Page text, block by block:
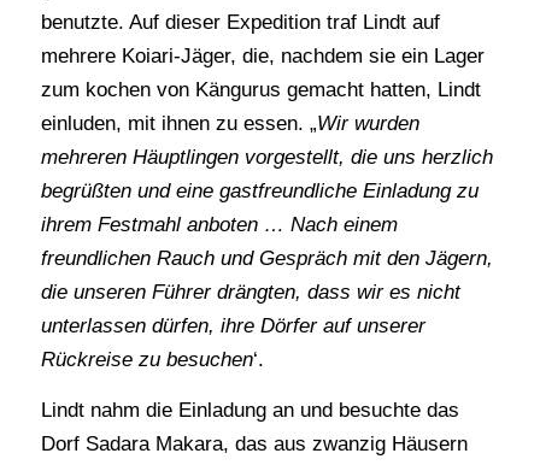
benutzte. Auf dieser Expedition traf Lindt auf
mehrere Koiari-Jäger, die, nachdem sie ein Lager
zum kochen von Kängurus gemacht hatten, Lindt
einluden, mit ihnen zu essen. „Wir wurden
mehreren Häuptlingen vorgestellt, die uns herzlich
begrüßten und eine gastfreundliche Einladung zu
ihrem Festmahl anboten … Nach einem
freundlichen Rauch und Gespräch mit den Jägern,
die unseren Führer drängten, dass wir es nicht
unterlassen dürfen, ihre Dörfer auf unserer
Rückreise zu besuchen‘.
Lindt nahm die Einladung an und besuchte das
Dorf Sadara Makara, das aus zwanzig Häusern